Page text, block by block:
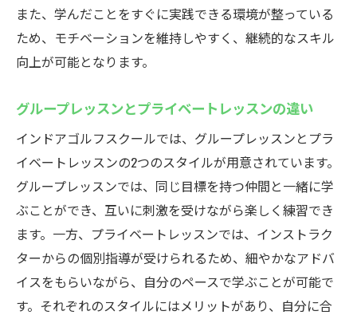
また、学んだことをすぐに実践できる環境が整っている
ため、モチベーションを維持しやすく、継続的なスキル
向上が可能となります。
グループレッスンとプライベートレッスンの違い
インドアゴルフスクールでは、グループレッスンとプラ
イベートレッスンの2つのスタイルが用意されています。
グループレッスンでは、同じ目標を持つ仲間と一緒に学
ぶことができ、互いに刺激を受けながら楽しく練習でき
ます。一方、プライベートレッスンでは、インストラク
ターからの個別指導が受けられるため、細やかなアドバ
イスをもらいながら、自分のペースで学ぶことが可能で
す。それぞれのスタイルにはメリットがあり、自分に合